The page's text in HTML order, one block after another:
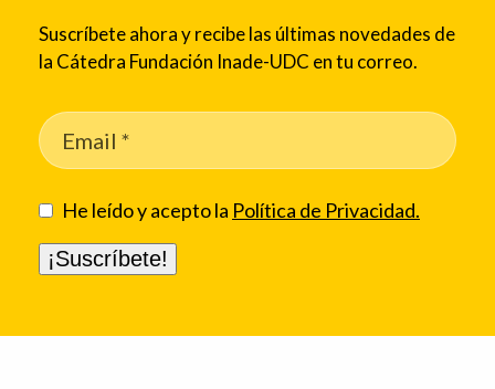
Suscríbete ahora y recibe las últimas novedades de
la Cátedra Fundación Inade-UDC en tu correo.
He leído y acepto la Política de Privacidad.